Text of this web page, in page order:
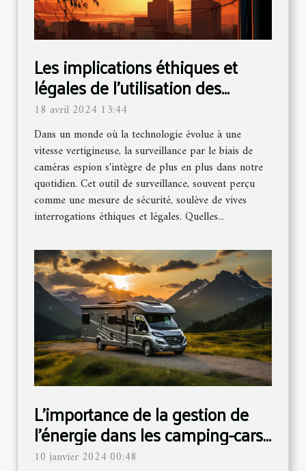
Les implications éthiques et
légales de l'utilisation des
caméras espion dans la
surveillance quotidienne
18 avril 2024 13:44
Dans un monde où la technologie évolue à une
vitesse vertigineuse, la surveillance par le biais de
caméras espion s'intègre de plus en plus dans notre
quotidien. Cet outil de surveillance, souvent perçu
comme une mesure de sécurité, soulève de vives
interrogations éthiques et légales. Quelles...
L'importance de la gestion de
l'énergie dans les camping-cars
et les vans aménagés
10 janvier 2024 00:48